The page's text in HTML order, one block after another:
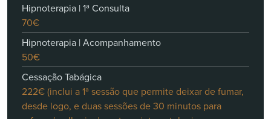
Hipnoterapia | 1ª Consulta
70€
Hipnoterapia | Acompanhamento
50€
Cessação Tabágica
222€ (inclui a 1ª sessão que permite deixar de fumar,
desde logo, e duas sessões de 30 minutos para